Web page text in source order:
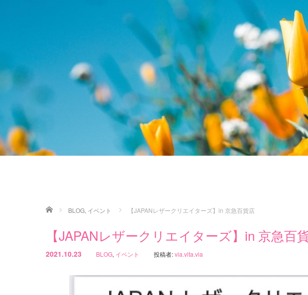
ホーム BLOG, イベント 【JAPANレザークリエイターズ】in 京急百貨店
【JAPANレザークリエイターズ】in 京急百
2021.10.23 BLOG, イベント 投稿者:via.vita.via